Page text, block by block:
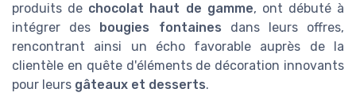
produits de chocolat haut de gamme, ont débuté à
intégrer des
bougies fontaines dans leurs offres,
rencontrant ainsi un écho favorable auprès de la
clientèle en quête d'éléments de décoration innovants
pour leurs gâteaux et desserts.